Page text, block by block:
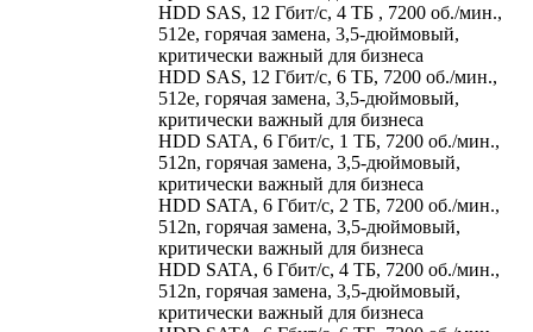
HDD SAS, 12 Гбит/с, 4 ТБ , 7200 об./мин.,
512e, горячая замена, 3,5-дюймовый,
критически важный для бизнеса
HDD SAS, 12 Гбит/с, 6 ТБ, 7200 об./мин.,
512e, горячая замена, 3,5-дюймовый,
критически важный для бизнеса
HDD SATA, 6 Гбит/с, 1 ТБ, 7200 об./мин.,
512n, горячая замена, 3,5-дюймовый,
критически важный для бизнеса
HDD SATA, 6 Гбит/с, 2 ТБ, 7200 об./мин.,
512n, горячая замена, 3,5-дюймовый,
критически важный для бизнеса
HDD SATA, 6 Гбит/с, 4 ТБ, 7200 об./мин.,
512n, горячая замена, 3,5-дюймовый,
критически важный для бизнеса